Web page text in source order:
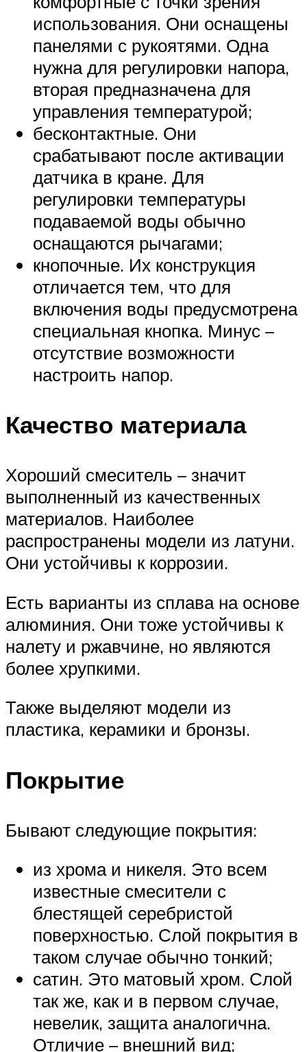
использования. Они оснащены
панелями с рукоятями. Одна
нужна для регулировки напора,
вторая предназначена для
управления температурой;
бесконтактные. Они
срабатывают после активации
датчика в кране. Для
регулировки температуры
подаваемой воды обычно
оснащаются рычагами;
кнопочные. Их конструкция
отличается тем, что для
включения воды предусмотрена
специальная кнопка. Минус –
отсутствие возможности
настроить напор.
Качество материала
Хороший смеситель – значит
выполненный из качественных
материалов. Наиболее
распространены модели из латуни.
Они устойчивы к коррозии.
Есть варианты из сплава на основе
алюминия. Они тоже устойчивы к
налету и ржавчине, но являются
более хрупкими.
Также выделяют модели из
пластика, керамики и бронзы.
Покрытие
Бывают следующие покрытия:
из хрома и никеля. Это всем
известные смесители с
блестящей серебристой
поверхностью. Слой покрытия в
таком случае обычно тонкий;
сатин. Это матовый хром. Слой
так же, как и в первом случае,
невелик, защита аналогична.
Отличие – внешний вид;